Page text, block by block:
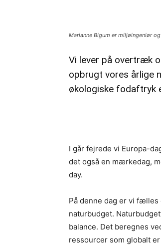
Marianne Bigum er miljøingeniør
Vi lever på overtræk
opbrugt vores årlige
økologiske fodaftryk
I går fejrede vi Europa-
det også en mærkedag,
day.
På denne dag er vi fælles
naturbudget.
balance. Det beregnes
ressourcer som globalt